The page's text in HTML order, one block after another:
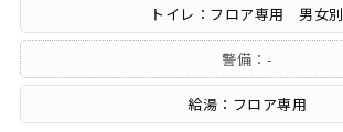
トイレ：フロア専用 男女別
警備：-
給湯：フロア専用